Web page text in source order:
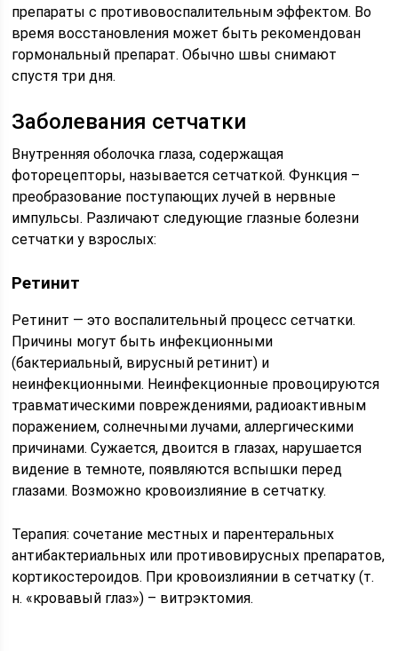
препараты с противовоспалительным эффектом. Во
время восстановления может быть рекомендован
гормональный препарат. Обычно швы снимают
спустя три дня.
Заболевания сетчатки
Внутренняя оболочка глаза, содержащая
фоторецепторы, называется сетчаткой. Функция –
преобразование поступающих лучей в нервные
импульсы. Различают следующие глазные болезни
сетчатки у взрослых:
Ретинит
Ретинит — это воспалительный процесс сетчатки.
Причины могут быть инфекционными
(бактериальный, вирусный ретинит) и
неинфекционными. Неинфекционные провоцируются
травматическими повреждениями, радиоактивным
поражением, солнечными лучами, аллергическими
причинами. Сужается, двоится в глазах, нарушается
видение в темноте, появляются вспышки перед
глазами. Возможно кровоизлияние в сетчатку.
Терапия: сочетание местных и парентеральных
антибактериальных или противовирусных препаратов,
кортикостероидов. При кровоизлиянии в сетчатку (т.
н. «кровавый глаз») – витрэктомия.